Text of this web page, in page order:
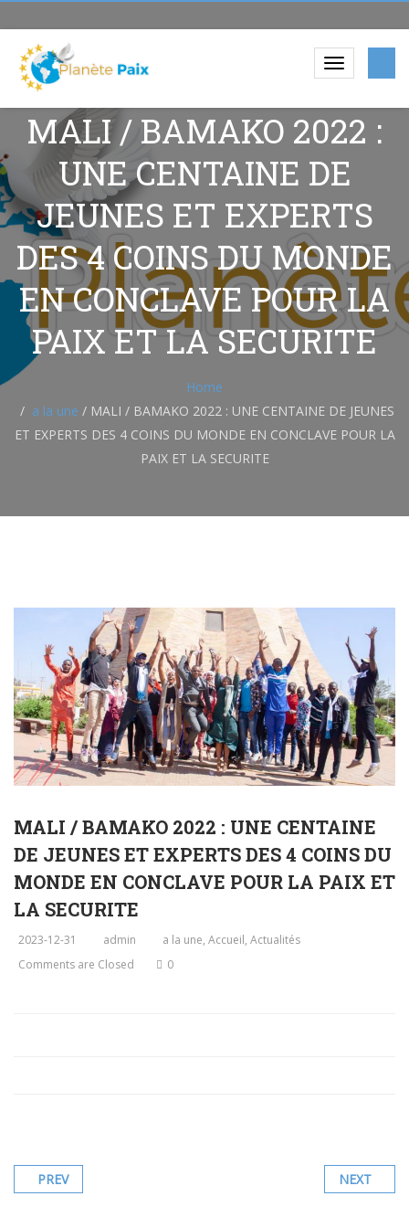
MALI / BAMAKO 2022 :
UNE CENTAINE DE
JEUNES ET EXPERTS
DES 4 COINS DU MONDE
EN CONCLAVE POUR LA
PAIX ET LA SECURITE
Home
a la une /MALI / BAMAKO 2022 : UNE CENTAINE DE JEUNES
ET EXPERTS DES 4 COINS DU MONDE EN CONCLAVE POUR LA
PAIX ET LA SECURITE
MALI / BAMAKO 2022 : UNE CENTAINE
DE JEUNES ET EXPERTS DES 4 COINS DU
MONDE EN CONCLAVE POUR LA PAIX ET
LA SECURITE
2023-12-31 admin a la une, Accueil, Actualités
Comments are Closed
0
PREV NEXT